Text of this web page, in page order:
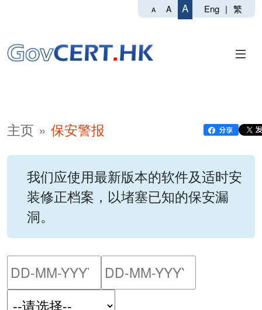
A A A Eng | 繁
主页 保安警报
我们应使用最新版本的软件及适时安
装修正档案，以堵塞已知的保安漏
洞。
请输入搜索日期范围的开